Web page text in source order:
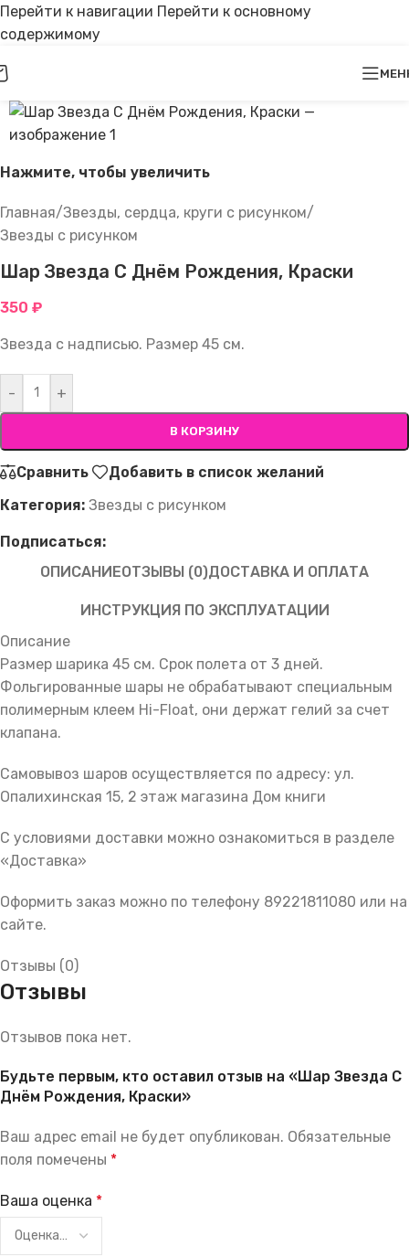
Перейти к навигации Перейти к основному
содержимому
Нажмите, чтобы увеличить
Главная/Звезды, сердца, круги с рисунком/
Звезды с рисунком
Шар Звезда С Днём Рождения, Краски
350 ₽
Звезда с надписью. Размер 45 см.
- +
В КОРЗИНУ
Сравнить
Добавить в список желаний
Категория: Звезды с рисунком
Подписаться:
ОПИСАНИЕОТЗЫВЫ (0)ДОСТАВКА И ОПЛАТА
ИНСТРУКЦИЯ ПО ЭКСПЛУАТАЦИИ
Описание
Размер шарика 45 см. Срок полета от 3 дней.
Фольгированные шары не обрабатывают специальным
полимерным клеем Hi-Float, они держат гелий за счет
клапана.
Самовывоз шаров осуществляется по адресу: ул.
Опалихинская 15, 2 этаж магазина Дом книги
С условиями доставки можно ознакомиться в разделе
«Доставка»
Оформить заказ можно по телефону 89221811080 или на
сайте.
Отзывы (0)
Отзывы
Отзывов пока нет.
Будьте первым, кто оставил отзыв на «Шар Звезда С
Днём Рождения, Краски»
Ваш адрес email не будет опубликован. Обязательные
поля помечены *
Ваша оценка *